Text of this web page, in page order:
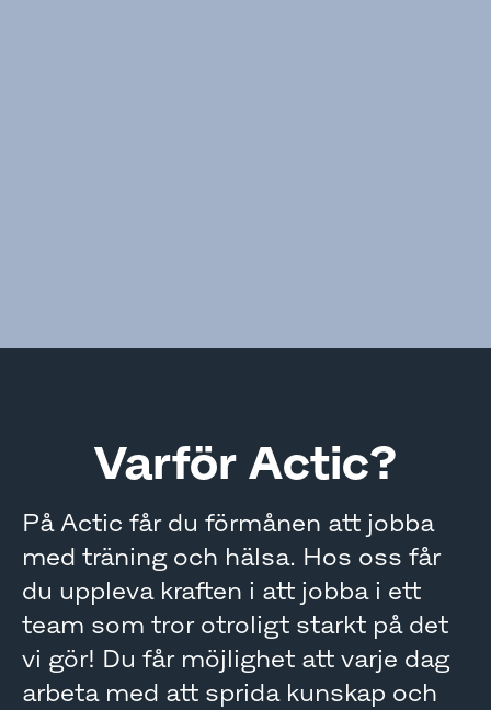
Varför Actic?
På Actic får du förmånen att jobba
med träning och hälsa. Hos oss får
du uppleva kraften i att jobba i ett
team som tror otroligt starkt på det
vi gör! Du får möjlighet att varje dag
arbeta med att sprida kunskap och